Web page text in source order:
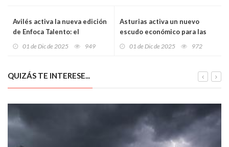
Avilés activa la nueva edición
de Enfoca Talento: el
01 de Dic de 2025 949
Asturias activa un nuevo
escudo económico para las
01 de Dic de 2025 972
QUIZÁS TE INTERESE...